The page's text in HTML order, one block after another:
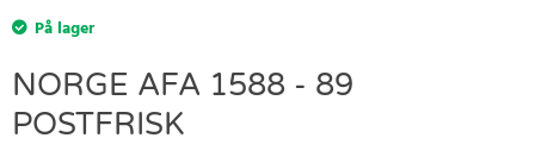
På lager
NORGE AFA 1588 - 89
POSTFRISK